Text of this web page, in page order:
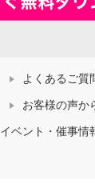
よくあるご質
お客様の声か
イベント・催事情